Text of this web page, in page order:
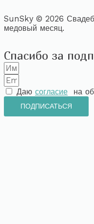
SunSky © 2026
медовый месяц.
Спасибо за
Даю согласие на
ПОДПИСАТЬСЯ